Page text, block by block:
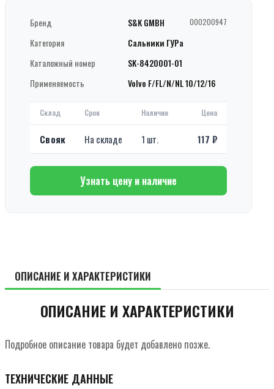
Бренд S&K GMBH 000200947
Категория
Сальники ГУРа
Каталожный номер
SK-8420001-01
Применяемость
Volvo F/FL/N/NL 10/12/16
Склад Срок Наличие Цена
Свояк На складе 1 шт. 117 ₽
Узнать цену и наличие
ОПИСАНИЕ И ХАРАКТЕРИСТИКИ
ОПИСАНИЕ И ХАРАКТЕРИСТИКИ
Подробное описание товара будет добавлено позже.
ТЕХНИЧЕСКИЕ ДАННЫЕ